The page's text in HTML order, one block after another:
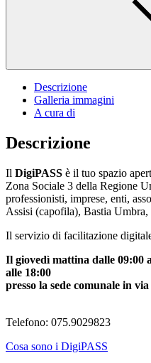
Descrizione
Galleria immagini
A cura di
Descrizione
Il DigiPASS è il tuo spazio
Zona Sociale 3 della Regione
professionisti, imprese, enti,
Assisi (capofila), Bastia
Il servizio di facilitazione
Il giovedì mattina dalle 09:00
alle 18:00
presso la sede comunale in
Telefono: 075.9029823
Cosa sono i DigiPASS